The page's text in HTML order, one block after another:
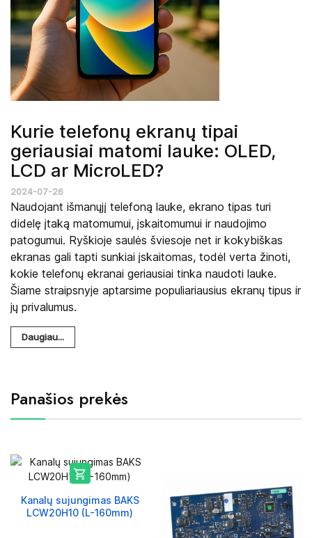
Kurie telefonų ekranų tipai
geriausiai matomi lauke: OLED,
LCD ar MicroLED?
2024-07-26
Naudojant išmanųjį telefoną lauke, ekrano tipas turi
didelę įtaką matomumui, įskaitomumui ir naudojimo
patogumui. Ryškioje saulės šviesoje net ir kokybiškas
ekranas gali tapti sunkiai įskaitomas, todėl verta žinoti,
kokie telefonų ekranai geriausiai tinka naudoti lauke.
Šiame straipsnyje aptarsime populiariausius ekranų tipus ir
jų privalumus.
Daugiau...
Panašios prekės

Kanalų sujungimas BAKS
LCW20H10 (L-160mm)